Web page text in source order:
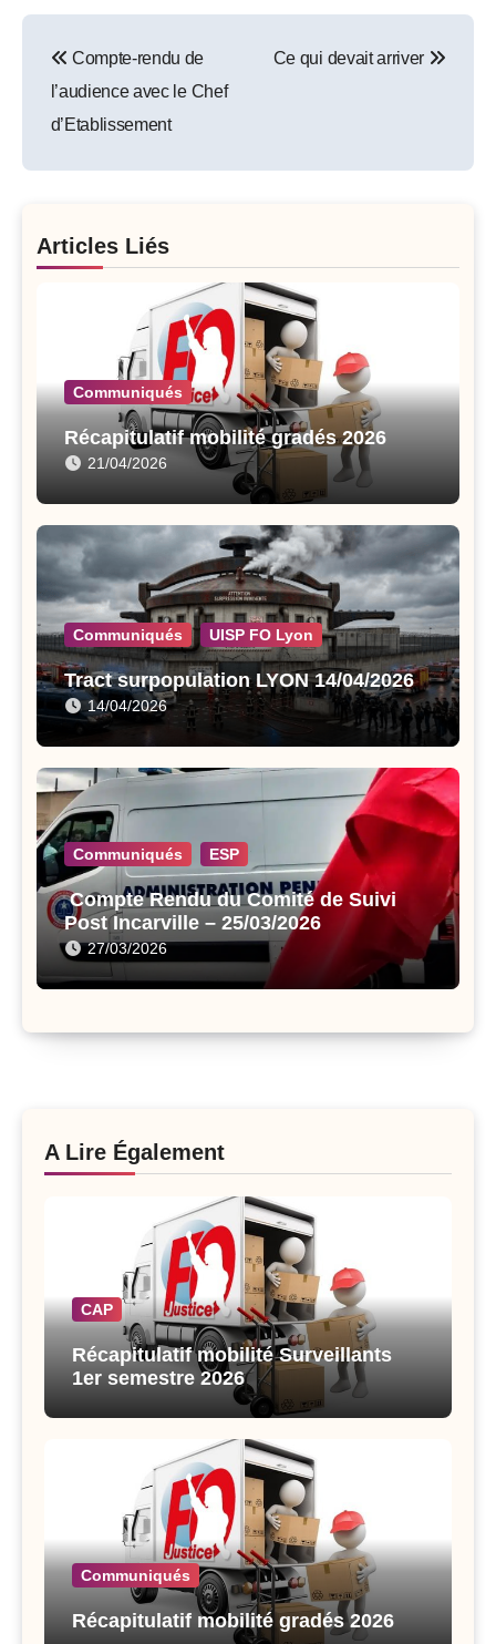
navigation
Compte-rendu de
l’audience avec le Chef
d’Etablissement
Ce qui devait arriver
Articles Liés
Communiqués
Récapitulatif mobilité gradés 2026
21/04/2026
Communiqués UISP FO Lyon
Tract surpopulation LYON 14/04/2026
14/04/2026
Communiqués ESP
Compte Rendu du Comité de Suivi
Post Incarville – 25/03/2026
27/03/2026
A Lire Également
CAP
Récapitulatif mobilité Surveillants
1er semestre 2026
Communiqués
Récapitulatif mobilité gradés 2026